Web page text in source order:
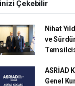
Çekebilir
Nihat
ve
ASRİAD
Genel